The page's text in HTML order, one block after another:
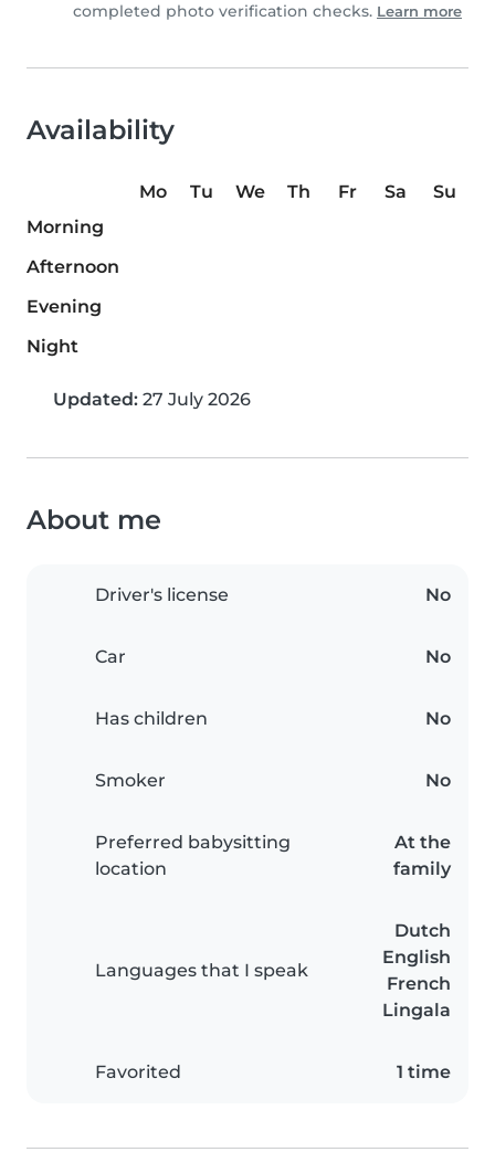
completed photo verification checks. Learn more
Availability
Mo Tu We Th Fr Sa
Su
Morning
Afternoon
Evening
Night
Updated: 27 July 2026
About me
Driver's license No
Car No
Has children No
Smoker No
Preferred babysitting
location
At the
family
Languages that I speak
Dutch
English
French
Lingala
Favorited 1 time